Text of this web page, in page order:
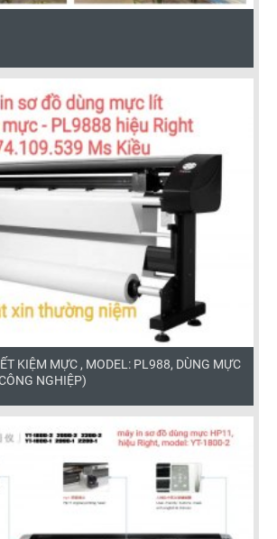
KIỆM MỰC , MODEL: PL988, DÙNG MỰC
NGHIỆP)